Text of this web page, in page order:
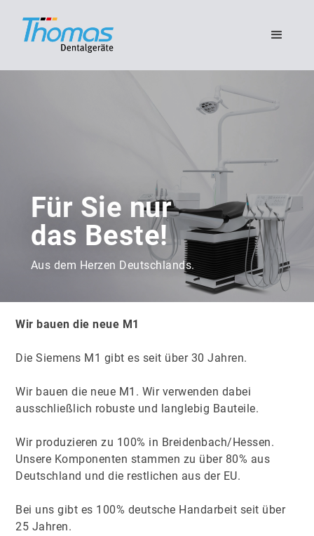
Für Sie nur
das Beste!
Aus dem Herzen Deutschlands.
Wir bauen die neue M1
Die Siemens M1 gibt es seit über 30 Jahren.
Wir bauen die neue M1. Wir verwenden dabei
ausschließlich robuste und langlebig Bauteile.
Wir produzieren zu 100% in Breidenbach/Hessen.
Unsere Komponenten stammen zu über 80% aus
Deutschland und die restlichen aus der EU.
Bei uns gibt es 100% deutsche Handarbeit seit über
25 Jahren.